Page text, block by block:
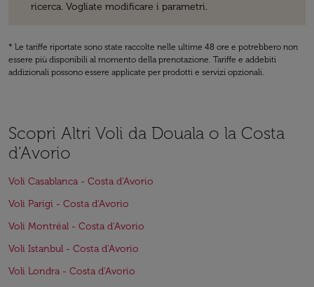
ricerca. Vogliate modificare i parametri.
* Le tariffe riportate sono state raccolte nelle ultime 48 ore e potrebbero non
essere più disponibili al momento della prenotazione. Tariffe e addebiti
addizionali possono essere applicate per prodotti e servizi opzionali.
Scopri Altri Voli da Douala o la Costa
d’Avorio
Voli Casablanca - Costa d'Avorio
Voli Parigi - Costa d'Avorio
Voli Montréal - Costa d'Avorio
Voli Istanbul - Costa d'Avorio
Voli Londra - Costa d'Avorio